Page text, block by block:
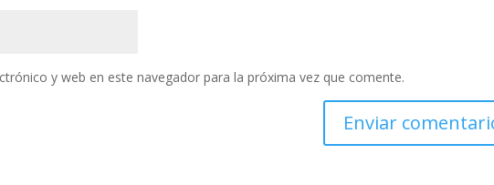
y web en este navegador para la próxima vez que comente.